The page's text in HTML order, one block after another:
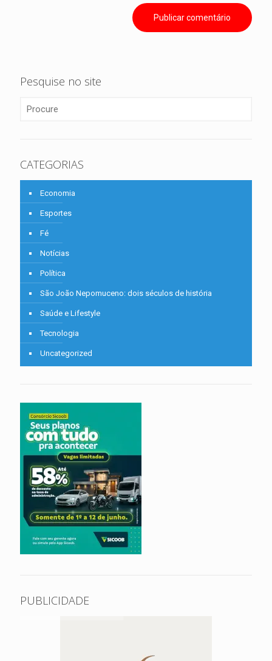
Pesquise no site
CATEGORIAS
Economia
Esportes
Fé
Notícias
Política
São João Nepomuceno: dois séculos de história
Saúde e Lifestyle
Tecnologia
Uncategorized
PUBLICIDADE